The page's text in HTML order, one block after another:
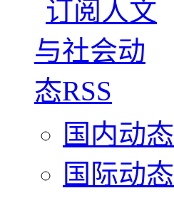
国内动态
国际动态